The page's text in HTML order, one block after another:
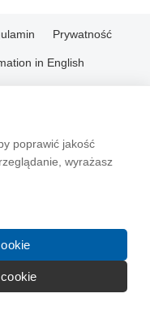
poprawić jakość
wyrażasz
Prywatność
in English